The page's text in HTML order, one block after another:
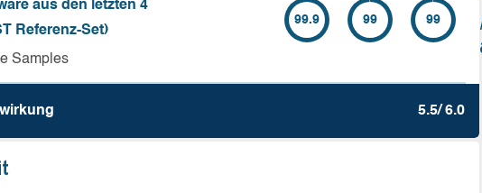
aus den letzten 4
Referenz-Set)
Samples
99.9 99 99
5.5/ 6.0